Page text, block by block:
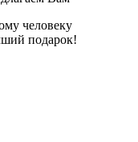
человеку
подарок!